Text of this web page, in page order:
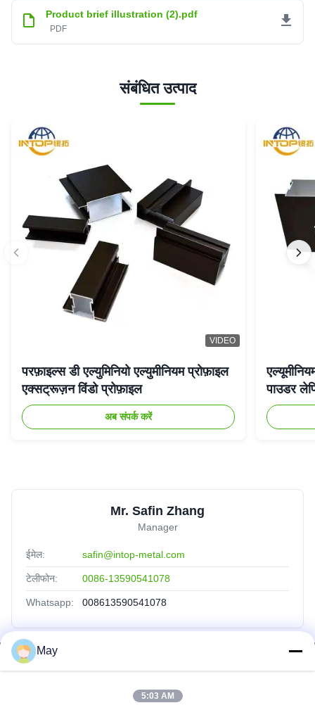
Product brief illustration (2).pdf
PDF
संबंधित उत्पाद
VIDEO
परफ़ाइल्स डी एल्युमिनियो एल्युमीनियम प्रोफ़ाइल
एक्सट्रूज़न विंडो प्रोफ़ाइल
अब संपर्क करें
पाउडर
Mr. Safin Zhang
Manager
ईमेल: safin@intop-metal.com
टेलीफोन: 0086-13590541078
Whatsapp: 008613590541078
त्वरित लिंक
होम
May
5:03 AM